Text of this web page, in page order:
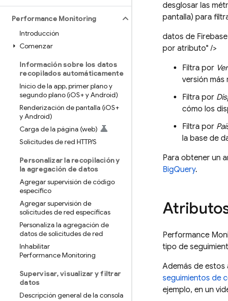
Performance Monitoring
Introducción
Comenzar
Información sobre los datos
recopilados automáticamente
Inicio de la app,primer plano y
segundo plano (iOS+ y Android)
Renderización de pantalla (iOS+
y Android)
Carga de la página (web)
Solicitudes de red HTTP/S
Personalizar la recopilación y
la agregación de datos
Agregar supervisión de código
específico
Agregar supervisión de
solicitudes de red específicas
Personaliza la agregación de
datos de solicitudes de red
Inhabilitar
Performance Monitoring
Supervisar,visualizar y filtrar
datos
Descripción general de la consola
desglosar las
pantalla) para
datos de
por atributo" />
Filtra por
versión más
Filtra por
cómo los
Filtra por
la base de
Para obtener un
BigQuery.
Performance
tipo de
Además de
seguimientos de
ejemplo, en un